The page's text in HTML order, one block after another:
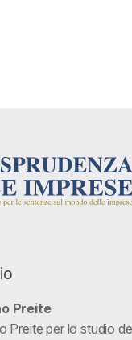
Preite
Preite per lo studio